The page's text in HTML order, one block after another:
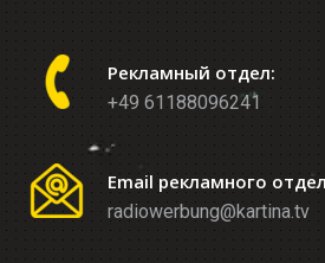
Рекламный отдел:
+49 61188096241
Email рекламного
radiowerbung@kartina.tv